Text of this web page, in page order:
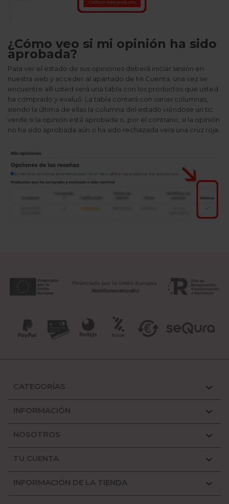
¿Cómo veo si mi opinión ha sido
aprobada?
Para ver el estado de sus opiniones deberá iniciar sesión en
nuestra web y acceder al apartado de Mi Cuenta, una vez se
encuentre allí usted verá una tabla con los productos que usted
ha comprado y evaluó. La tabla contará con varias columnas,
siendo la última de ellas la columna del estado viéndose un tic
verde si la opinión está aprobada o, por el contrario, si la opinión
no ha sido aprobada aún o ha sido rechazada vera una cruz roja.
CATEGORÍAS 
INFORMACIÓN 
NOSOTROS 
TU CUENTA 
INFORMACIÓN DE LA TIENDA 